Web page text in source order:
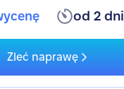
od 2 dni
Zleć naprawę